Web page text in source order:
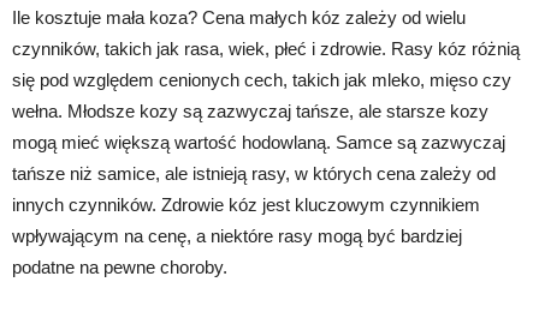
Ile kosztuje mała koza? Cena małych kóz zależy od wielu
czynników, takich jak rasa, wiek, płeć i zdrowie. Rasy kóz różnią
się pod względem cenionych cech, takich jak mleko, mięso czy
wełna. Młodsze kozy są zazwyczaj tańsze, ale starsze kozy
mogą mieć większą wartość hodowlaną. Samce są zazwyczaj
tańsze niż samice, ale istnieją rasy, w których cena zależy od
innych czynników. Zdrowie kóz jest kluczowym czynnikiem
wpływającym na cenę, a niektóre rasy mogą być bardziej
podatne na pewne choroby.